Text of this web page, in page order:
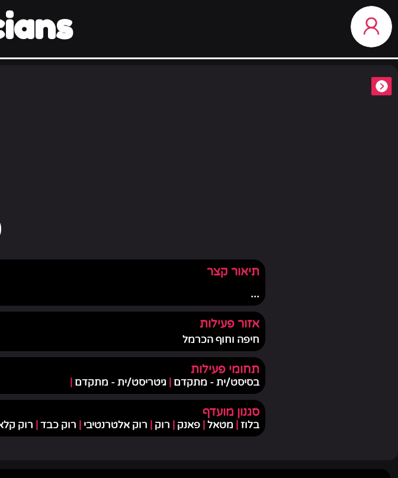
תיאור קצר
...
אזור פעילות
חיפה וחוף הכרמל
תחומי פעילות
בסיסט/ית - מתקדם גיטריסט/ית - מתקדם
סגנון מועדף
בלוז מטאל פאנק רוק רוק אלטרנטיבי רוק כבד רוק